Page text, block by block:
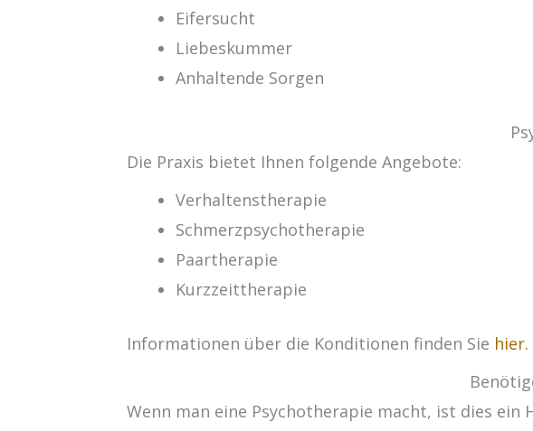
Eifersucht
Liebeskummer
Anhaltende Sorgen
Die Praxis bietet Ihnen folgende Angebote:
Verhaltenstherapie
Schmerzpsychotherapie
Paartherapie
Kurzzeittherapie
Informationen über die Konditionen finden Sie hier.
Wenn man eine Psychotherapie macht, ist dies